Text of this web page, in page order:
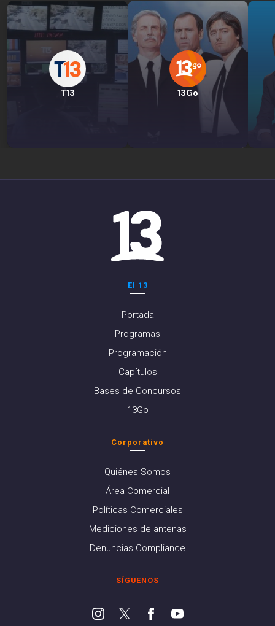
T13 13Go
El 13
Portada
Programas
Programación
Capítulos
Bases de Concursos
13Go
Corporativo
Quiénes Somos
Área Comercial
Políticas Comerciales
Mediciones de antenas
Denuncias Compliance
SÍGUENOS